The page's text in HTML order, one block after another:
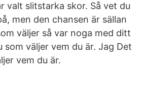
valt slitstarka skor. Så vet du
men den chansen är sällan
väljer så var noga med ditt
som väljer vem du är. Jag Det
vem du är.